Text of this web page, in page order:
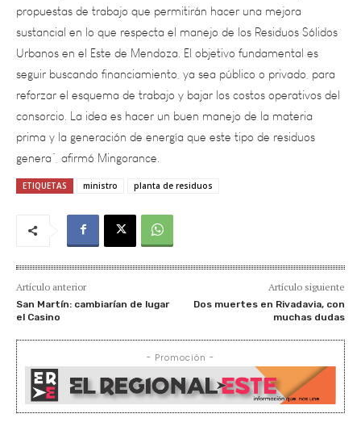
Urbanos en el Este de Mendoza. El objetivo fundamental es
seguir buscando financiamiento, ya sea público o privado, para
reforzar el esquema de trabajo y bajar los costos operativos del
consorcio. La idea es hacer un buen manejo de la materia
prima y la generación de energía que este tipo de residuos
genera”, afirmó Mingorance.
ETIQUETAS ministro planta de residuos
Artículo anterior
San Martín: cambiarían de lugar
el Casino
Artículo siguiente
Dos muertes en Rivadavia, con
muchas dudas
- Promoción -